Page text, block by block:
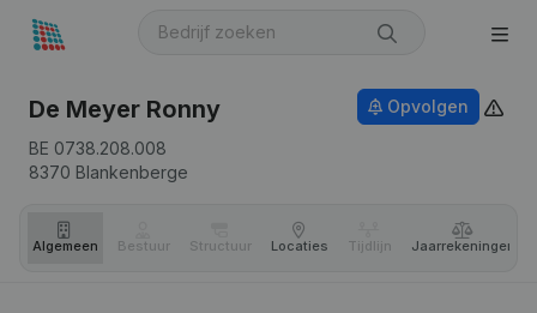
De Meyer Ronny
BE 0738.208.008
8370 Blankenberge
Opvolgen
Algemeen Bestuur Structuur Locaties Tijdlijn Jaar­rekeningen